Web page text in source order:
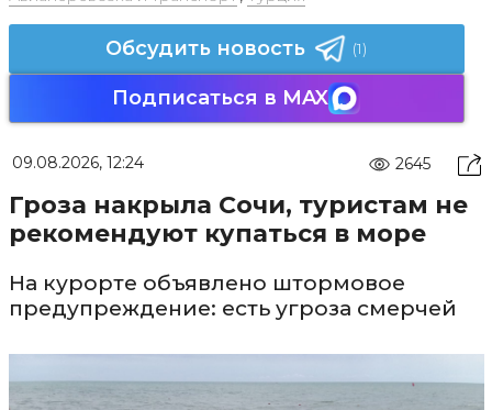
Обсудить новость (1)
Подписаться в MAX
09.08.2026, 12:24 2645
Гроза накрыла Сочи, туристам не
рекомендуют купаться в море
На курорте объявлено штормовое
предупреждение: есть угроза смерчей